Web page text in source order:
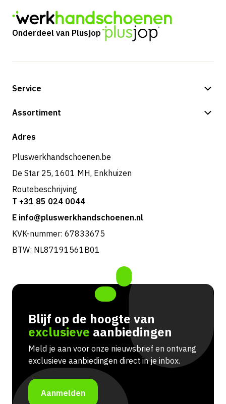
Onderdeel van Plusjop
Service
Betalingsmogelijkheden
Retouren & service
Assortiment
Shop
Adres
Pluswerkhandschoenen.be
De Star 25, 1601 MH, Enkhuizen
Routebeschrijving
T +31 85 024 0044
E info@pluswerkhandschoenen.nl
KVK-nummer: 67833675
BTW: NL87191561B01
Blijf op de hoogte van
exclusieve aanbiedingen
Meld je aan voor onze nieuwsbrief en ontvang
exclusieve aanbiedingen direct in je inbox.
Aanmelden